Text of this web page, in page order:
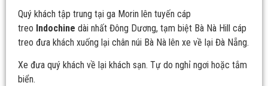
Quý khách tập trung tại ga Morin lên tuyến cáp
treo Indochine dài nhất Đông Dương, tạm biệt Bà Nà Hill cáp
treo đưa khách xuống lại chân núi Bà Nà lên xe về lại Đà Nẵng.
Xe đưa quý khách về lại khách sạn. Tự do nghỉ ngơi hoặc tắm
biển.